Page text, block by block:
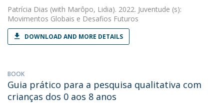
Patrícia Dias (with Marôpo, Lidia). 2022. Juventude (s):
Movimentos Globais e Desafios Futuros
DOWNLOAD AND MORE DETAILS
BOOK
Guia prático para a pesquisa qualitativa com
crianças dos 0 aos 8 anos